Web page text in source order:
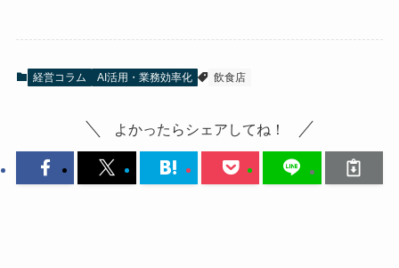
経営コラム AI活用・業務効率化 飲食店
よかったらシェアしてね！